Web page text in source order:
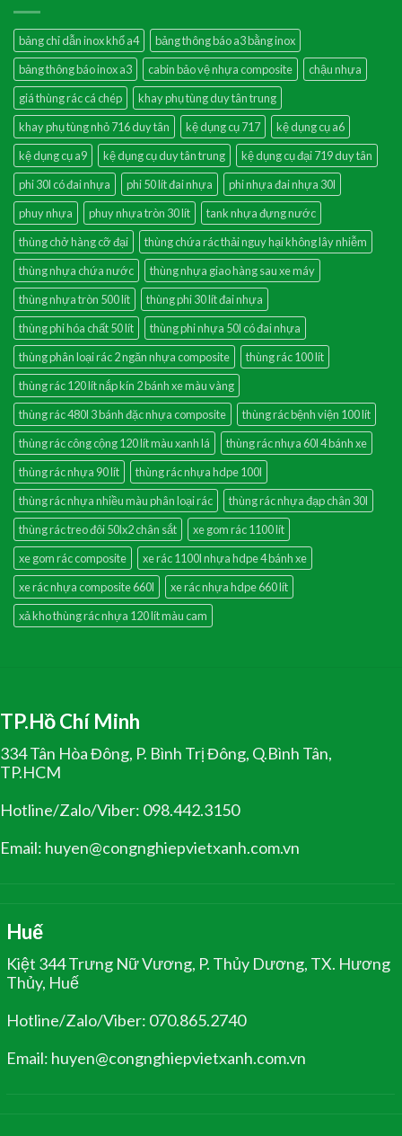
bảng chỉ dẫn inox khổ a4
bảng thông báo a3 bằng inox
bảng thông báo inox a3
cabin bảo vệ nhựa composite
chậu nhựa
giá thùng rác cá chép
khay phụ tùng duy tân trung
khay phụ tùng nhỏ 716 duy tân
kệ dụng cụ 717
kệ dụng cụ a6
kệ dụng cụ a9
kệ dụng cụ duy tân trung
kệ dụng cụ đại 719 duy tân
phi 30l có đai nhựa
phi 50 lít đai nhựa
phi nhựa đai nhựa 30l
phuy nhựa
phuy nhựa tròn 30 lít
tank nhựa đựng nước
thùng chở hàng cỡ đại
thùng chứa rác thải nguy hại không lây nhiễm
thùng nhựa chứa nước
thùng nhựa giao hàng sau xe máy
thùng nhựa tròn 500 lít
thùng phi 30 lít đai nhựa
thùng phi hóa chất 50 lít
thùng phi nhựa 50l có đai nhựa
thùng phân loại rác 2 ngăn nhựa composite
thùng rác 100 lít
thùng rác 120 lít nắp kín 2 bánh xe màu vàng
thùng rác 480l 3 bánh đặc nhựa composite
thùng rác bệnh viện 100 lít
thùng rác công cộng 120 lít màu xanh lá
thùng rác nhựa 60l 4 bánh xe
thùng rác nhựa 90 lít
thùng rác nhựa hdpe 100l
thùng rác nhựa nhiều màu phân loại rác
thùng rác nhựa đạp chân 30l
thùng rác treo đôi 50lx2 chân sắt
xe gom rác 1100 lít
xe gom rác composite
xe rác 1100l nhựa hdpe 4 bánh xe
xe rác nhựa composite 660l
xe rác nhựa hdpe 660 lít
xả kho thùng rác nhựa 120 lít màu cam
TP.Hồ Chí Minh
334 Tân Hòa Đông, P. Bình Trị Đông, Q.Bình Tân,
TP.HCM
Hotline/Zalo/Viber: 098.442.3150
Email: huyen@congnghiepvietxanh.com.vn
Huế
Kiệt 344 Trưng Nữ Vương, P. Thủy Dương, TX. Hương
Thủy, Huế
Hotline/Zalo/Viber: 070.865.2740
Email: huyen@congnghiepvietxanh.com.vn